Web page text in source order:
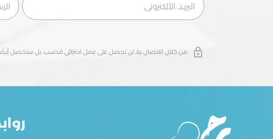
من خلال الاتصال بنا، لن تحصل على عمل احترافي فحسب، بل ستحصل